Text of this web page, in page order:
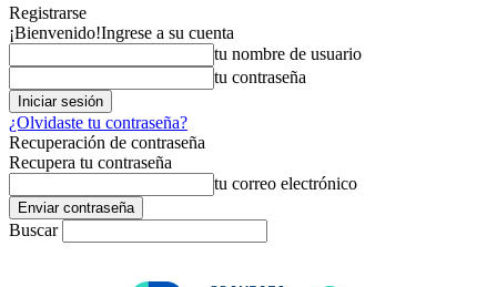
Registrarse
¡Bienvenido!Ingrese a su cuenta
tu nombre de usuario
tu contraseña
¿Olvidaste tu contraseña?
Recuperación de contraseña
Recupera tu contraseña
tu correo electrónico
Buscar